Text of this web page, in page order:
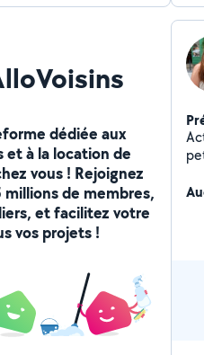
dédiée aux
et à la location de
vous ! Rejoignez
de membres,
et facilitez votre
vos projets !